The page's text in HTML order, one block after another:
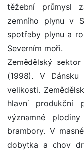
těžební průmysl
zemního plynu v
spotřeby plynu a
Severním moři.
Zemědělský
(1998). V
velikosti.
hlavní produkční
významné
brambory. V
dobytka a chov